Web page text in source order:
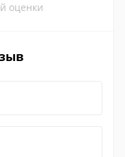
оценки